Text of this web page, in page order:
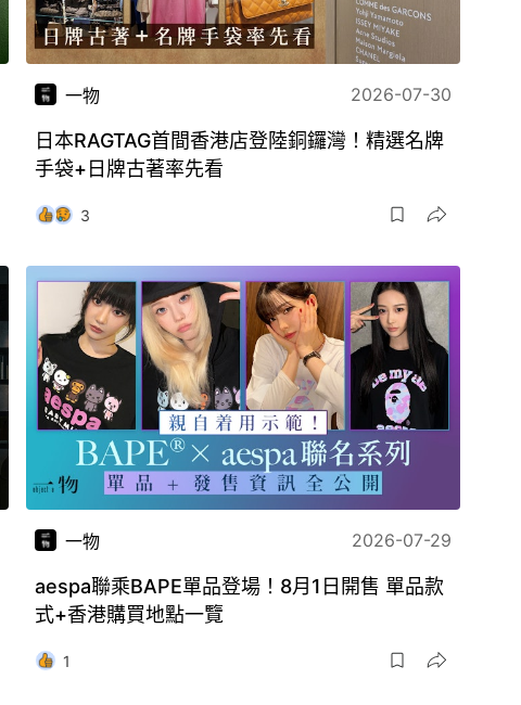
一物 2026-07-30
日本RAGTAG首間香港店登陸銅鑼灣！精選名牌
手袋+日牌古著率先看
3
一物 2026-07-29
aespa聯乘BAPE單品登場！8月1日開售 單品款
式+香港購買地點一覽
1